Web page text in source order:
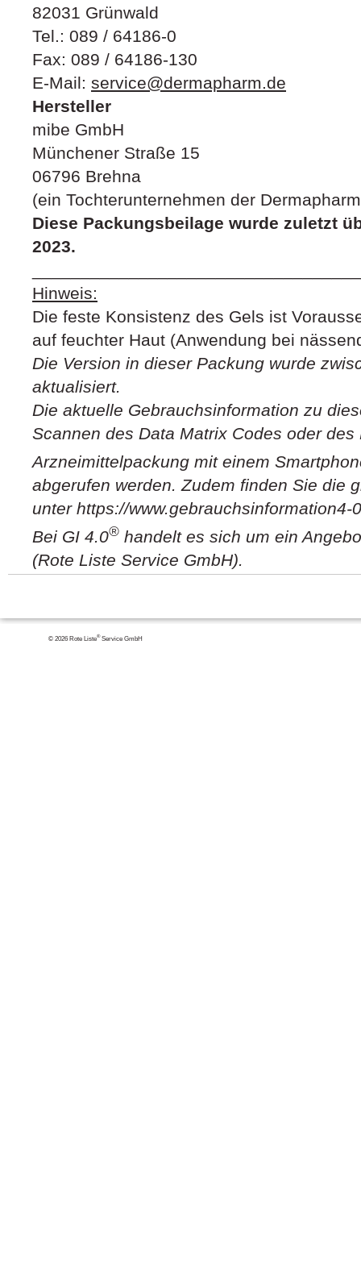
82031 Grünwald
Tel.: 089 / 64186-0
Fax: 089 / 64186-130
E-Mail: service@dermapharm.de
Hersteller
mibe GmbH
Münchener Straße 15
06796 Brehna
(ein Tochterunternehmen der
Diese Packungsbeilage wurde zuletzt
2023.
Hinweis:
Die feste Konsistenz des Gels ist
auf feuchter Haut (Anwendung bei
Die Version in dieser Packung wurde
aktualisiert.
Die aktuelle Gebrauchsinformation zu
Scannen des Data Matrix Codes oder des
Arzneimittelpackung mit einem
abgerufen werden. Zudem finden Sie die
unter https://www.gebrauchsinformation4-
Bei GI 4.0® handelt es sich um ein
(Rote Liste Service GmbH).
© 2026 Rote Liste®Service GmbH